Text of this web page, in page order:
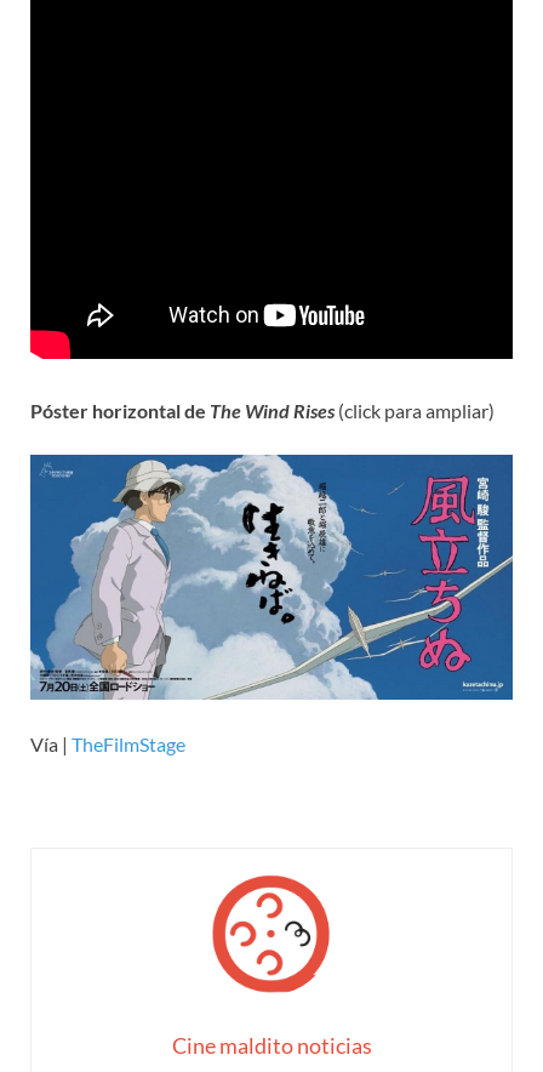
Póster horizontal de The Wind Rises (click para ampliar)
Vía | TheFilmStage
Cine maldito noticias